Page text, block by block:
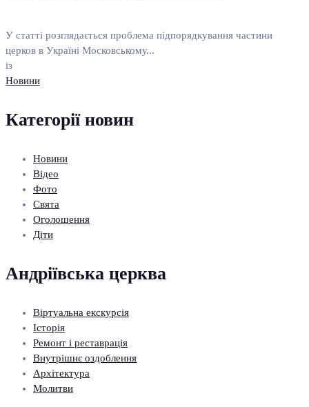
У статті розглядається проблема підпорядкування частини
церков в Україні Московському...
із
Новини
Категорії новин
Новини
Відео
Фото
Свята
Оголошення
Діти
Андріївська церква
Віртуальна екскурсія
Історія
Ремонт і реставрація
Внутрішнє оздоблення
Архітектура
Молитви